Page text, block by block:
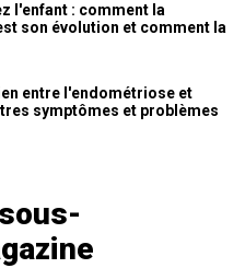
l'enfant : comment la
son évolution et comment la
entre l'endométriose et
symptômes et problèmes